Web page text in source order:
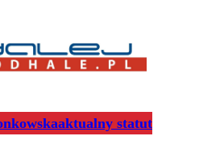
aktualny statut